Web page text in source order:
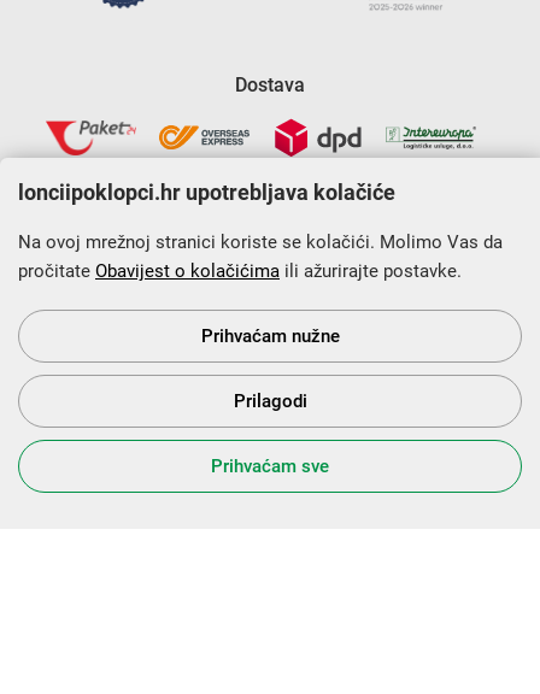
Dostava
Krajnji primatelj financijskog instrumenta sufinanciranog iz
Europskog fonda za regionalni razvoj u sklopu Operativnog
programa „Konkurentnost i kohezija”.
s Vama od 2014. godine!
lonciipoklopci.hr upotrebljava kolačiće
Na ovoj mrežnoj stranici koriste se kolačići. Molimo Vas da
pročitate Obavijest o kolačićima ili ažurirajte postavke.
Prihvaćam nužne
Prilagodi
Prihvaćam sve